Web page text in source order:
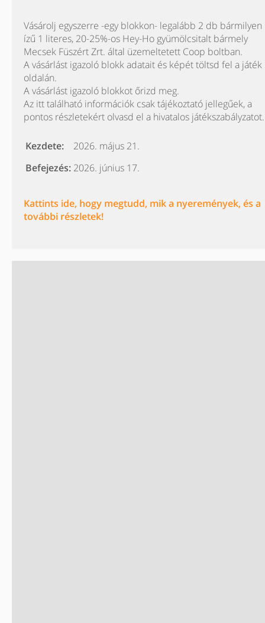
Vásárolj egyszerre -egy blokkon- legalább 2 db bármilyen
ízű 1 literes, 20-25%-os Hey-Ho gyümölcsitalt bármely
Mecsek Füszért Zrt. által üzemeltetett Coop boltban.
A vásárlást igazoló blokk adatait és képét töltsd fel a játék
oldalán.
A vásárlást igazoló blokkot őrizd meg.
Az itt található információk csak tájékoztató jellegűek, a
pontos részletekért olvasd el a hivatalos játékszabályzatot.
Kezdete:
2026. május 21.
Befejezés: 2026. június 17.
Kattints ide, hogy megtudd, mik a nyeremények, és a
további részletek!